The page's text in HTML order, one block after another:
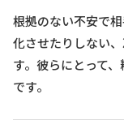
根拠のない不安で
化させたりしない
す。彼らにとって
です。